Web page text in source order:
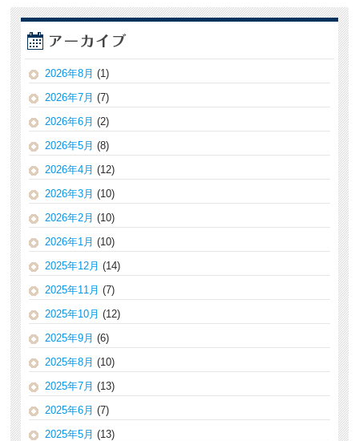
2026年8月 (1)
2026年7月 (7)
2026年6月 (2)
2026年5月 (8)
2026年4月 (12)
2026年3月 (10)
2026年2月 (10)
2026年1月 (10)
2025年12月 (14)
2025年11月 (7)
2025年10月 (12)
2025年9月 (6)
2025年8月 (10)
2025年7月 (13)
2025年6月 (7)
2025年5月 (13)